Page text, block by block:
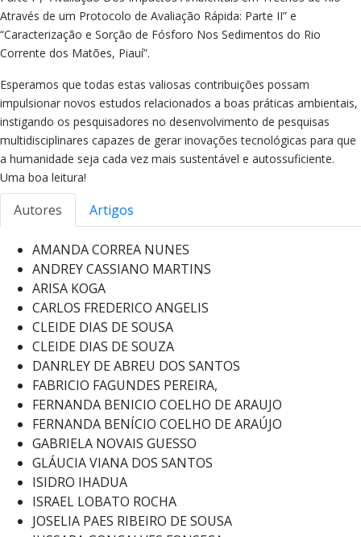
Através de um Protocolo de Avaliação Rápida: Parte II” e
“Caracterização e Sorção de Fósforo Nos Sedimentos do Rio
Corrente dos Matões, Piauí”.
Esperamos que todas estas valiosas contribuições possam
impulsionar novos estudos relacionados a boas práticas ambientais,
instigando os pesquisadores no desenvolvimento de pesquisas
multidisciplinares capazes de gerar inovações tecnológicas para que
a humanidade seja cada vez mais sustentável e autossuficiente.
Uma boa leitura!
Autores Artigos
AMANDA CORREA NUNES
ANDREY CASSIANO MARTINS
ARISA KOGA
CARLOS FREDERICO ANGELIS
CLEIDE DIAS DE SOUSA
CLEIDE DIAS DE SOUZA
DANRLEY DE ABREU DOS SANTOS
FABRICIO FAGUNDES PEREIRA,
FERNANDA BENICIO COELHO DE ARAUJO
FERNANDA BENÍCIO COELHO DE ARAÚJO
GABRIELA NOVAIS GUESSO
GLÁUCIA VIANA DOS SANTOS
ISIDRO IHADUA
ISRAEL LOBATO ROCHA
JOSELIA PAES RIBEIRO DE SOUSA